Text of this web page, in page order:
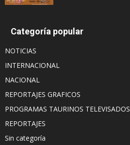
Categoría popular
NOTICIAS
INTERNACIONAL
NACIONAL
REPORTAJES GRAFICOS
PROGRAMAS TAURINOS TELEVISADOS
REPORTAJES
Sin categoría